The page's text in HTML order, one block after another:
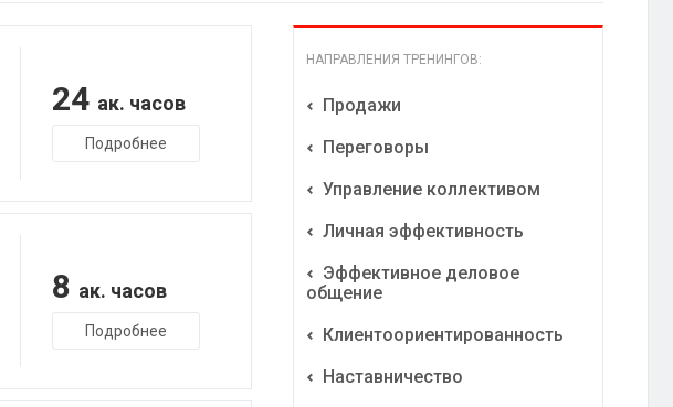
24 ак. часов
Подробнее
8 ак. часов
Подробнее
НАПРАВЛЕНИЯ ТРЕНИНГОВ:
Продажи
Переговоры
Управление коллективом
Личная эффективность
Эффективное деловое
общение
Клиентоориентированность
Наставничество